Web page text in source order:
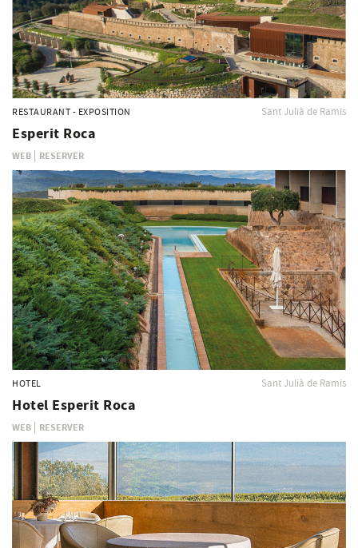
RESTAURANT - EXPOSITION
Esperit Roca
WEB RESERVER
Sant Julià de Ramis
HOTEL
Hotel Esperit Roca
WEB RESERVER
Sant Julià de Ramis